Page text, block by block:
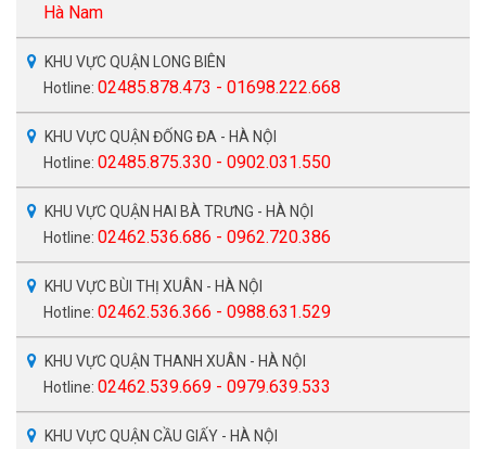
Hà Nam
KHU VỰC QUẬN LONG BIÊN
Hotline: 02485.878.473 - 01698.222.668
KHU VỰC QUẬN ĐỐNG ĐA - HÀ NỘI
Hotline: 02485.875.330 - 0902.031.550
KHU VỰC QUẬN HAI BÀ TRƯNG - HÀ NỘI
Hotline: 02462.536.686 - 0962.720.386
KHU VỰC BÙI THỊ XUÂN - HÀ NỘI
Hotline: 02462.536.366 - 0988.631.529
KHU VỰC QUẬN THANH XUÂN - HÀ NỘI
Hotline: 02462.539.669 - 0979.639.533
KHU VỰC QUẬN CẦU GIẤY - HÀ NỘI